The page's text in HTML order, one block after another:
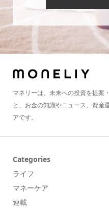
マネリーは、未来への投資を提案
と、お金の知識やニュース、資産
アです。
Categories
ライフ
マネーケア
連載